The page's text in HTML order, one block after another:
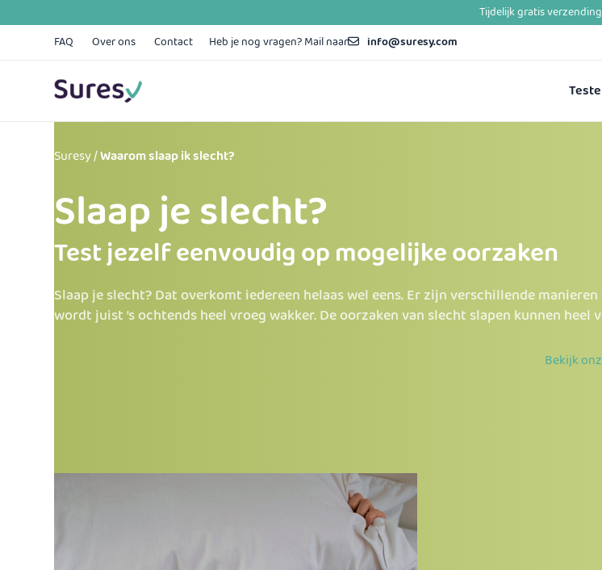
to
FAQ Over ons Contact Heb je nog vragen? Mail naar info@suresy.com
Suresy/Waarom slaap ik slecht?
Slaap je slecht?
Test jezelf eenvoudig op mogelijke oorzaken
Slaap je slecht? Dat overkomt iedereen helaas wel eens. Er zijn verschillende
wordt juist ’s ochtends heel vroeg wakker. De oorzaken van slecht slapen kunnen
Bekijk